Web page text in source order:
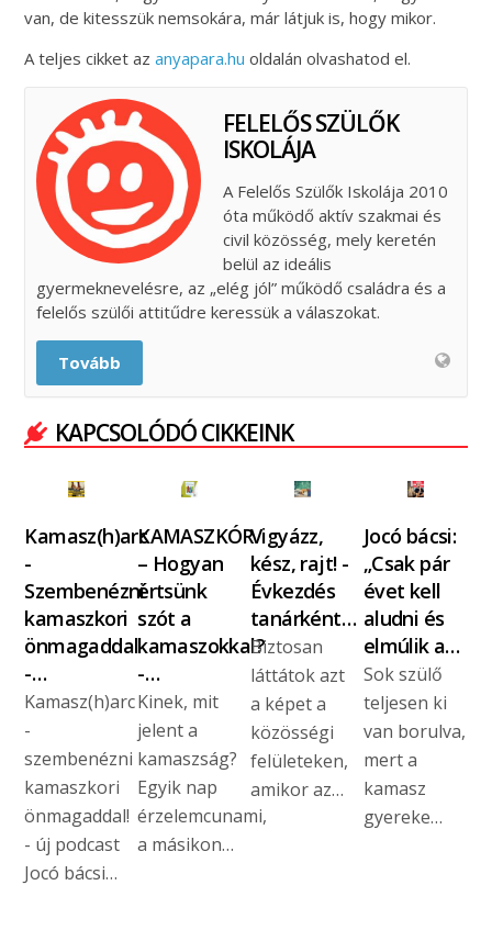
van, de kitesszük nemsokára, már látjuk is, hogy mikor.
A teljes cikket az anyapara.hu oldalán olvashatod el.
FELELŐS SZÜLŐK
ISKOLÁJA
A Felelős Szülők Iskolája 2010
óta működő aktív szakmai és
civil közösség, mely keretén
belül az ideális
gyermeknevelésre, az „elég jól” működő családra és a
felelős szülői attitűdre keressük a válaszokat.
Tovább
KAPCSOLÓDÓ CIKKEINK
Kamasz(h)arc
-
Szembenézni
kamaszkori
önmagaddal
-…
Kamasz(h)arc
-
szembenézni
kamaszkori
önmagaddal!
- új podcast
Jocó bácsi…
KAMASZKÓR
– Hogyan
értsünk
szót a
kamaszokkal?
-…
Kinek, mit
jelent a
kamaszság?
Egyik nap
érzelemcunami,
a másikon…
Vigyázz,
kész, rajt! -
Évkezdés
tanárként…
Biztosan
láttátok azt
a képet a
közösségi
felületeken,
amikor az…
Jocó bácsi:
„Csak pár
évet kell
aludni és
elmúlik a…
Sok szülő
teljesen ki
van borulva,
mert a
kamasz
gyereke…